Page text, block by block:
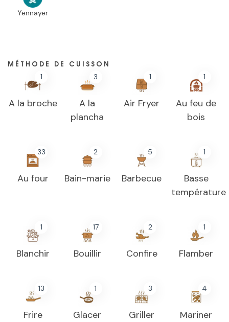
Yennayer
MÉTHODE DE CUISSON
1
A la broche
3
A la
plancha
1
Air Fryer
1
Au feu de
bois
33
Au four
2
Bain-marie
5
Barbecue
1
Basse
température
1
Blanchir
17
Bouillir
2
Confire
1
Flamber
13
Frire
1
Glacer
3
Griller
4
Mariner